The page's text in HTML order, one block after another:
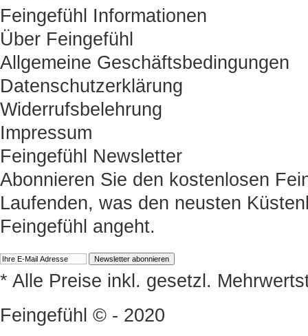
Feingefühl Informationen
Über Feingefühl
Allgemeine Geschäftsbedingungen
Datenschutzerklärung
Widerrufsbelehrung
Impressum
Feingefühl Newsletter
Abonnieren Sie den kostenlosen
Laufenden, was den neusten
Feingefühl angeht.
* Alle Preise inkl. gesetzl.
Feingefühl © - 2020